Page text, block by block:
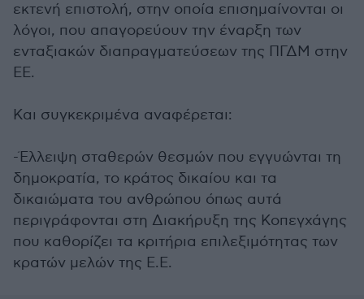
εκτενή επιστολή, στην οποία επισημαίνονται οι
λόγοι, που απαγορεύουν την έναρξη των
ενταξιακών διαπραγματεύσεων της ΠΓΔΜ στην
ΕΕ.
Και συγκεκριμένα αναφέρεται:
-Έλλειψη σταθερών θεσμών που εγγυώνται τη
δημοκρατία, το κράτος δικαίου και τα
δικαιώματα του ανθρώπου όπως αυτά
περιγράφονται στη Διακήρυξη της Κοπεγχάγης
που καθορίζει τα κριτήρια επιλεξιμότητας των
κρατών μελών της Ε.Ε.